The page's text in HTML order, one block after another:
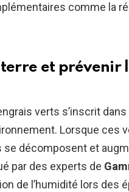
comme la
et prévenir
verts s’inscrit
Lorsque ces
se décomposent et
par des experts de
de l’humidité lors des